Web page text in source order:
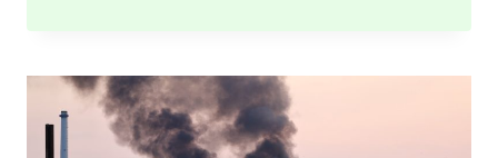
IN
WATER,
POLITIE
ONDERZOEKT